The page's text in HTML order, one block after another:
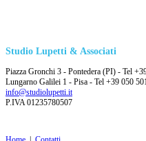
Studio Lupetti & Associati
Piazza Gronchi 3 - Pontedera (PI) - Tel
Lungarno Galilei 1 - Pisa - Tel +39 050
info@studiolupetti.it
P.IVA 01235780507